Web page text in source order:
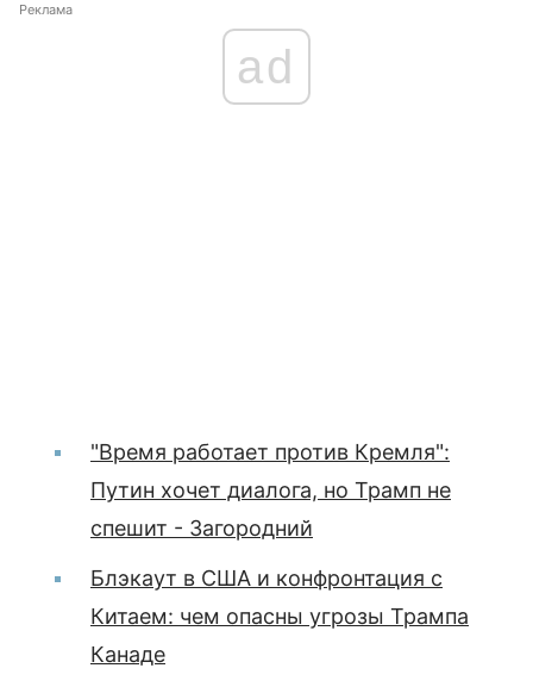
Реклама
ad
"Время работает против Кремля":
Путин хочет диалога, но Трамп не
спешит - Загородний
Блэкаут в США и конфронтация с
Китаем: чем опасны угрозы Трампа
Канаде